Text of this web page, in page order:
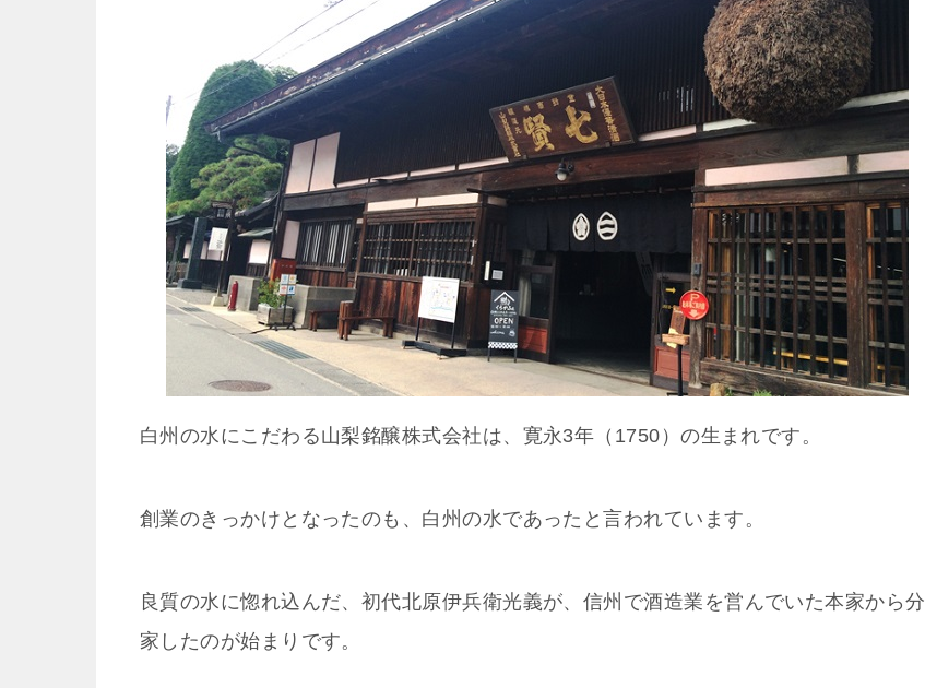
白州の水にこだわる山梨銘醸株式会社は、寛永3年（1750）の生まれです。
創業のきっかけとなったのも、白州の水であったと言われています。
良質の水に惚れ込んだ、初代北原伊兵衛光義が、信州で酒造業を営んでいた本家から分
家したのが始まりです。